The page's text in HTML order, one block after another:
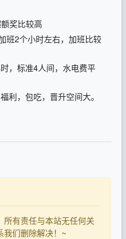
奖‬比较高
班2个小时‬左右，加班比‬较
，标准4人间，水电费‬平
利，包吃，晋升空‬间大。
所有责任与本站无任何关
我们删除解决！~